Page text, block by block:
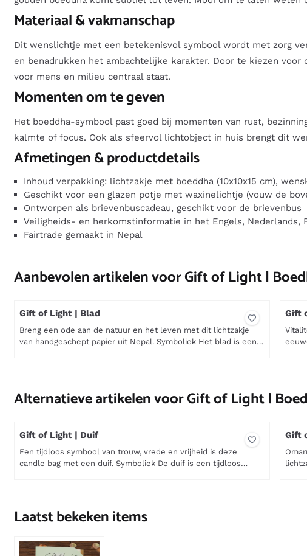
Materiaal & vakmanschap
Dit wenslichtje met een betekenisvol symbool wordt met zorg
en benadrukken het ambachtelijke karakter. Door te kiezen
voor mens en milieu centraal staat.
Momenten om te geven
Het boeddha-symbool past goed bij momenten van rust,
kalmte of focus. Ook als sfeervol lichtobject in huis brengt dit
Afmetingen & productdetails
Inhoud verpakking: lichtzakje met boeddha (10x10x15 cm),
Geschikt voor een glazen potje met waxinelichtje (vouw de
Ontworpen als brievenbuscadeau, geschikt voor de brievenbus
Veiligheids- en herkomstinformatie in het Engels, Nederlands,
Fairtrade gemaakt in Nepal
Aanbevolen artikelen voorGift of Light |
Gift of Light | Blad
Breng een ode aan de natuur en het leven met dit lichtzakje
van handgeschept papier uit Nepal. Symboliek Het blad is een
Gift
Alternatieve artikelen voorGift of Light |
Gift of Light | Duif
Een tijdloos symbool van trouw, vrede en vrijheid is deze
candle bag met een duif. Symboliek De duif is een tijdloos
steun of een gebaar van verbondenheid veel kan betekenen...
Gift
lichtzakje
Laatst bekeken items